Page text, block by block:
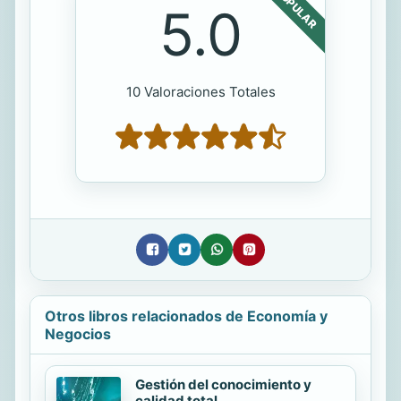
5.0
10 Valoraciones Totales
Otros libros relacionados de Economía y
Negocios
Gestión del conocimiento y